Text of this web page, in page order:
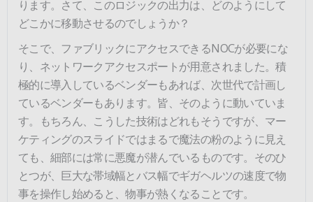
ります。さて、このロジックの出力は、どのようにして
どこかに移動させるのでしょうか？
そこで、ファブリックにアクセスできるNOCが必要にな
り、ネットワークアクセスポートが用意されました。積
極的に導入しているベンダーもあれば、次世代で計画し
ているベンダーもあります。皆、そのように動いていま
す。もちろん、こうした技術はどれもそうですが、マー
ケティングのスライドではまるで魔法の粉のように見え
ても、細部には常に悪魔が潜んでいるものです。そのひ
とつが、巨大な帯域幅とバス幅でギガヘルツの速度で物
事を操作し始めると、物事が熱くなることです。